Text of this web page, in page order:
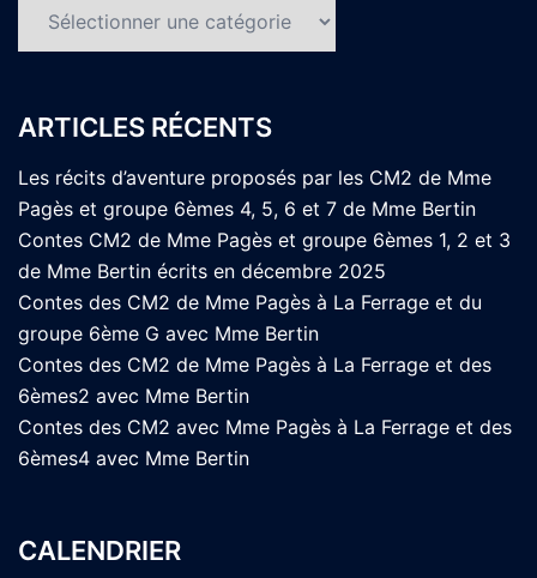
ARTICLES RÉCENTS
Les récits d’aventure proposés par les CM2 de Mme
Pagès et groupe 6èmes 4, 5, 6 et 7 de Mme Bertin
Contes CM2 de Mme Pagès et groupe 6èmes 1, 2 et 3
de Mme Bertin écrits en décembre 2025
Contes des CM2 de Mme Pagès à La Ferrage et du
groupe 6ème G avec Mme Bertin
Contes des CM2 de Mme Pagès à La Ferrage et des
6èmes2 avec Mme Bertin
Contes des CM2 avec Mme Pagès à La Ferrage et des
6èmes4 avec Mme Bertin
CALENDRIER